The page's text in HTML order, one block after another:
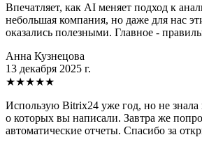
Впечатляет, как AI меняет подход к
небольшая компания, но даже для нас
оказались полезными. Главное -
Анна Кузнецова
13 декабря 2025 г.
★★★★★
Использую Bitrix24 уже год, но не
о которых вы написали. Завтра же
автоматические отчеты. Спасибо за